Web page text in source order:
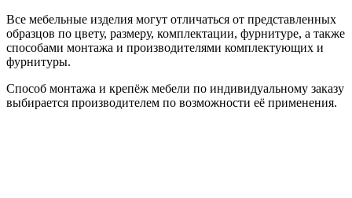
Все мебельные изделия могут отличаться от представленных
образцов по цвету, размеру, комплектации, фурнитуре, а также
способами монтажа и производителями комплектующих и
фурнитуры.
Способ монтажа и крепёж мебели по индивидуальному заказу
выбирается производителем по возможности её применения.